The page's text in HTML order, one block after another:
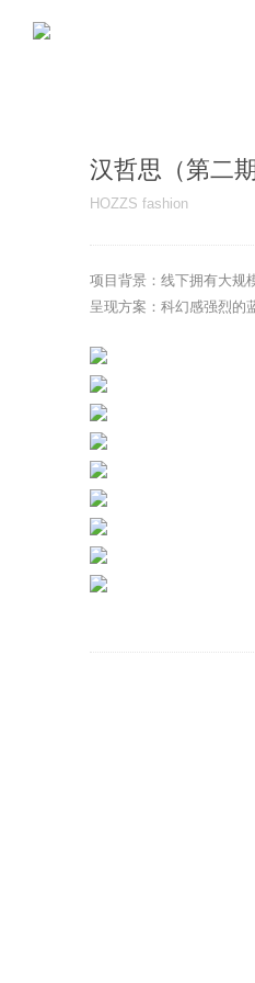
汉哲思（第二期
HOZZS fashion
项目背景：线下拥有大规
呈现方案：科幻感强烈的